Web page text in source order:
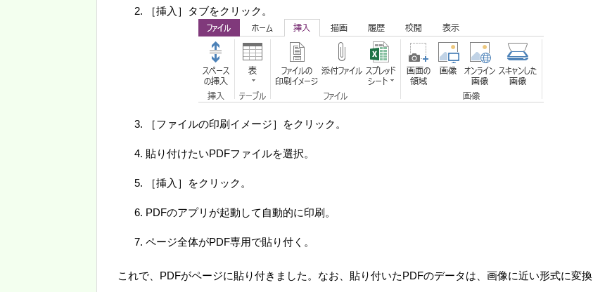
［挿入］タブをクリック。
［ファイルの印刷イメージ］をクリック。
貼り付けたいPDFファイルを選択。
［挿入］をクリック。
PDFのアプリが起動して自動的に印刷。
ページ全体がPDF専用で貼り付く。
これで、PDFがページに貼り付きました。なお、貼り付いたPDFのデータは、画像に近い形式に変換